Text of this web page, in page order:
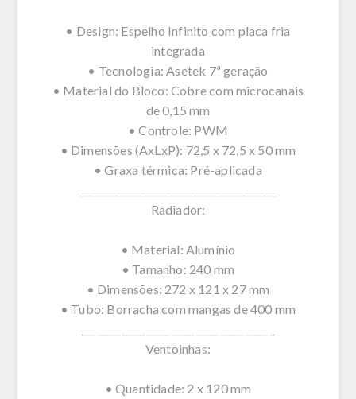
• Design: Espelho Infinito com placa fria
integrada
• Tecnologia: Asetek 7ª geração
• Material do Bloco: Cobre com microcanais
de 0,15 mm
• Controle: PWM
• Dimensões (AxLxP): 72,5 x 72,5 x 50 mm
• Graxa térmica: Pré-aplicada
Radiador:
• Material: Alumínio
• Tamanho: 240 mm
• Dimensões: 272 x 121 x 27 mm
• Tubo: Borracha com mangas de 400 mm
Ventoinhas:
• Quantidade: 2 x 120 mm